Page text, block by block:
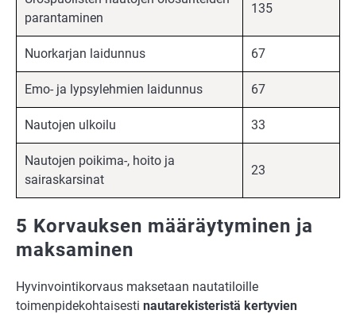
parantaminen
135
Nuorkarjan laidunnus 67
Emo- ja lypsylehmien laidunnus 67
Nautojen ulkoilu 33
Nautojen poikima-, hoito ja
sairaskarsinat
23
5 Korvauksen määräytyminen ja
maksaminen
Hyvinvointikorvaus maksetaan nautatiloille
toimenpidekohtaisesti nautarekisteristä kertyvien